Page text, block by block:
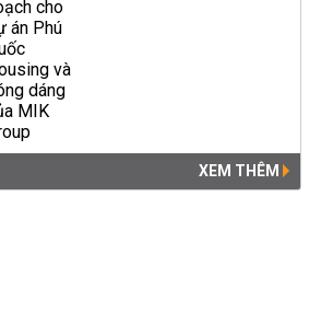
XEM THÊM